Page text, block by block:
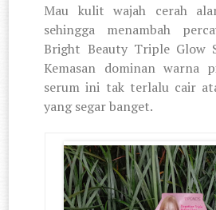
Mau kulit wajah cerah
sehingga menambah
Bright Beauty Triple Glow
Kemasan dominan warna
serum ini tak terlalu cair
yang segar banget.